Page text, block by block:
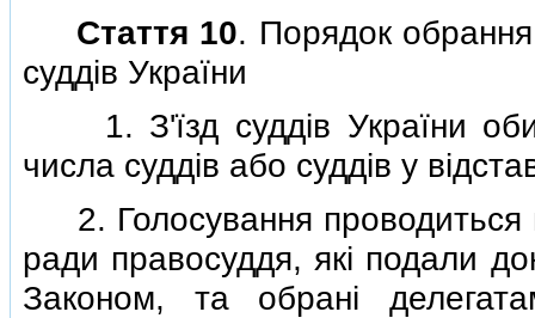
Стаття 10. Порядок
суддiв України
1. З'їзд суддiв України
числа суддiв або суддiв у
2. Голосування проводиться
ради правосуддя, якi подали
Законом, та обранi